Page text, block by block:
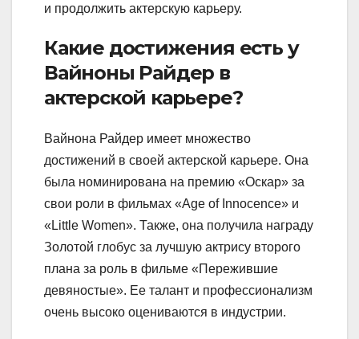
и продолжить актерскую карьеру.
Какие достижения есть у
Вайноны Райдер в
актерской карьере?
Вайнона Райдер имеет множество
достижений в своей актерской карьере. Она
была номинирована на премию «Оскар» за
свои роли в фильмах «Age of Innocence» и
«Little Women». Также, она получила награду
Золотой глобус за лучшую актрису второго
плана за роль в фильме «Пережившие
девяностые». Ее талант и профессионализм
очень высоко оцениваются в индустрии.